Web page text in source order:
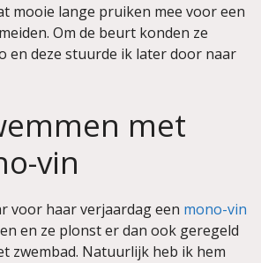
mooie lange pruiken mee voor een
Om de beurt konden ze
en deze stuurde ik later door naar
met
vin
voor haar verjaardag een mono-vin
en ze plonst er dan ook geregeld
zwembad. Natuurlijk heb ik hem